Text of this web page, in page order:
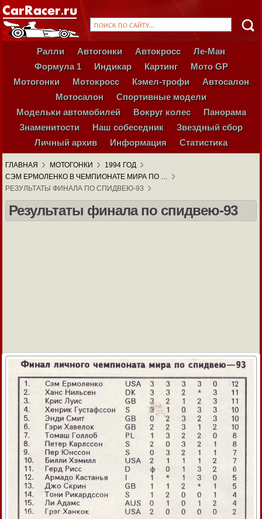
Ралли Автогонки Автокросс
Ле-Ман
Формула 1
Индикар Картинг
Мото GP
Мотогонки
Мотокросс Кэмел-трофи
Автосалон
Мотосалон
Спортивные модели
Модельки автомобилей
Вокруг колес
Панорама
Знаменитости
Наш собеседник
Звездный сбор
Личный архив
Информация Статистика
ГЛАВНАЯ МОТОГОНКИ
1994 ГОД
СЭМ ЕРМОЛЕНКО В ЧЕМПИОНАТЕ МИРА ПО …
РЕЗУЛЬТАТЫ ФИНАЛА ПО СПИДВЕЮ-93
Результаты финала по спидвею-93